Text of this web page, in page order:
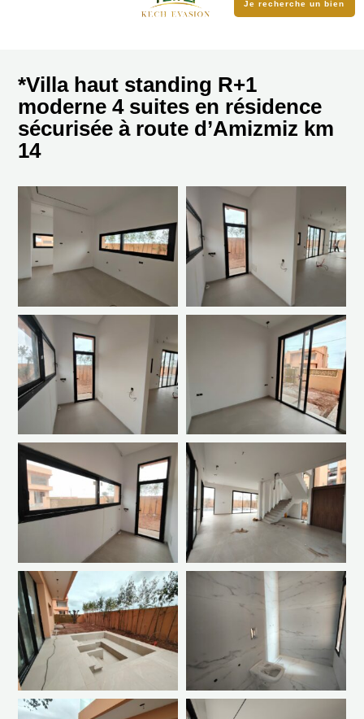
Je recherche un bien
*Villa haut standing R+1
moderne 4 suites en résidence
sécurisée à route d’Amizmiz km
14